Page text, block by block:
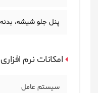
پنل جلو شیشه،
امکانات نرم افزاری
سیستم عامل